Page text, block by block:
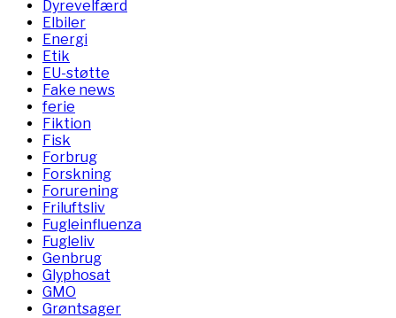
Dyrevelfærd
Elbiler
Energi
Etik
EU-støtte
Fake news
ferie
Fiktion
Fisk
Forbrug
Forskning
Forurening
Friluftsliv
Fugleinfluenza
Fugleliv
Genbrug
Glyphosat
GMO
Grøntsager